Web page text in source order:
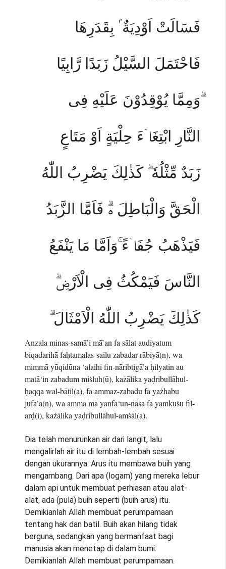
فَسَالَتْ اَوْدِيَةٌ ۢ بِقَدَرِهَا
فَاحْتَمَلَ السَّيْلُ زَبَدًا رَّابِيًا
ۗوَمِمَّا يُوْقِدُوْنَ عَلَيْهِ فِى
النَّارِ ابْتِغَاۤءَ حِلْيَةٍ اَوْ مَتَاعٍ
زَبَدٌ مِّثْلُهٗ ۗ كَذٰلِكَ يَضْرِبُ اللّٰهُ
الْحَقَّ وَالْبَاطِلَ ەۗ فَاَمَّا الزَّبَدُ
فَيَذْهَبُ جُفَاۤءً ۚوَاَمَّا مَا يَنْفَعُ
النَّاسَ فَيَمْكُثُ فِى الْاَرْضِۗ
كَذٰلِكَ يَضْرِبُ اللّٰهُ الْاَمْثَالَ ۗ
Anzala minas-samā’i mā’an fa sālat audiyatum
biqadarihā faḥtamalas-sailu zabadar rābiyā(n), wa
mimmā yūqidūna ‘alaihi fin-nāribtigā’a ḥilyatin au
matā‘in zabadum miṡluh(ū), każālika yaḍribullāhul-
ḥaqqa wal-bāṭil(a), fa ammaz-zabadu fa yażhabu
jufā’ā(n), wa ammā mā yanfa‘un-nāsa fa yamkuṡu fil-
arḍ(i), każālika yaḍribullāhul-amṡāl(a).
Dia telah menurunkan air dari langit, lalu
mengalirlah air itu di lembah-lembah sesuai
dengan ukurannya. Arus itu membawa buih yang
mengambang. Dari apa (logam) yang mereka lebur
dalam api untuk membuat perhiasan atau alat-
alat, ada (pula) buih seperti (buih arus) itu.
Demikianlah Allah membuat perumpamaan
tentang hak dan batil. Buih akan hilang tidak
berguna, sedangkan yang bermanfaat bagi
manusia akan menetap di dalam bumi.
Demikianlah Allah membuat perumpamaan.